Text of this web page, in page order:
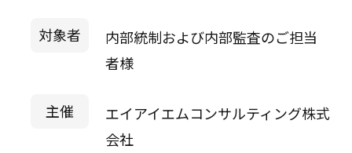
対象者
内部統制および内部監査のご担当
者様
主催
エイアイエムコンサルティング株式
会社